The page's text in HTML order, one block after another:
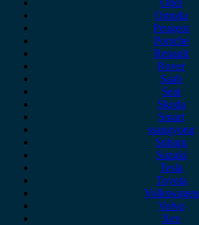
Opel
Omoda
Peugeot
Porsche
Renault
Rover
Saab
Seat
Skoda
Smart
ssangyong
Subaru
Suzuki
Tesla
Toyota
Volkswagen
Volvo
Xev